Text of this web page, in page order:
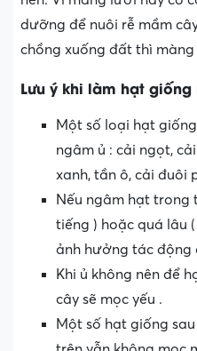
dưỡng để nuôi rễ mầm
chồng xuống đất thì
Lưu ý khi làm hạt
Một số loại hạt
ngâm ủ : cải ngọt,
xanh, tần ô, cải đuôi
Nếu ngâm hạt trong
tiếng ) hoặc quá lâu
ảnh hưởng tác động
Khi ủ không nên để
cây sẽ mọc yếu .
Một số hạt giống